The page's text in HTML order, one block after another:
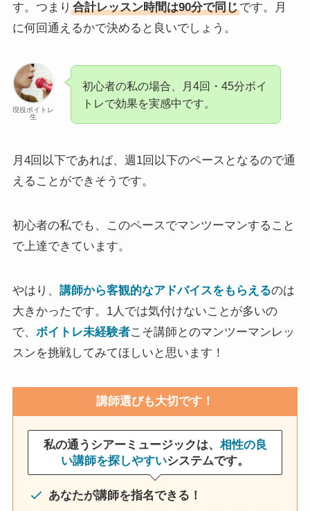
す。つまり 合計レッスン時間は90分で同じです。月
に何回通えるかで決めると良いでしょう。
現役ボイトレ
生
初心者の私の場合、月4回・45分ボイ
トレで効果を実感中です。
月4回以下であれば、週1回以下のペースとなるので通
えることができそうです。
初心者の私でも、このペースでマンツーマンすること
で上達できています。
やはり、 講師から客観的なアドバイスをもらえるのは
大きかったです。1人では気付けないことが多いの
で、 ボイトレ未経験者こそ講師とのマンツーマンレッ
スンを挑戦してみてほしいと思います！
講師選びも大切です！
私の通うシアーミュージックは、 相性の良
い講師を探しやすいシステムです。
あなたが講師を指名できる！